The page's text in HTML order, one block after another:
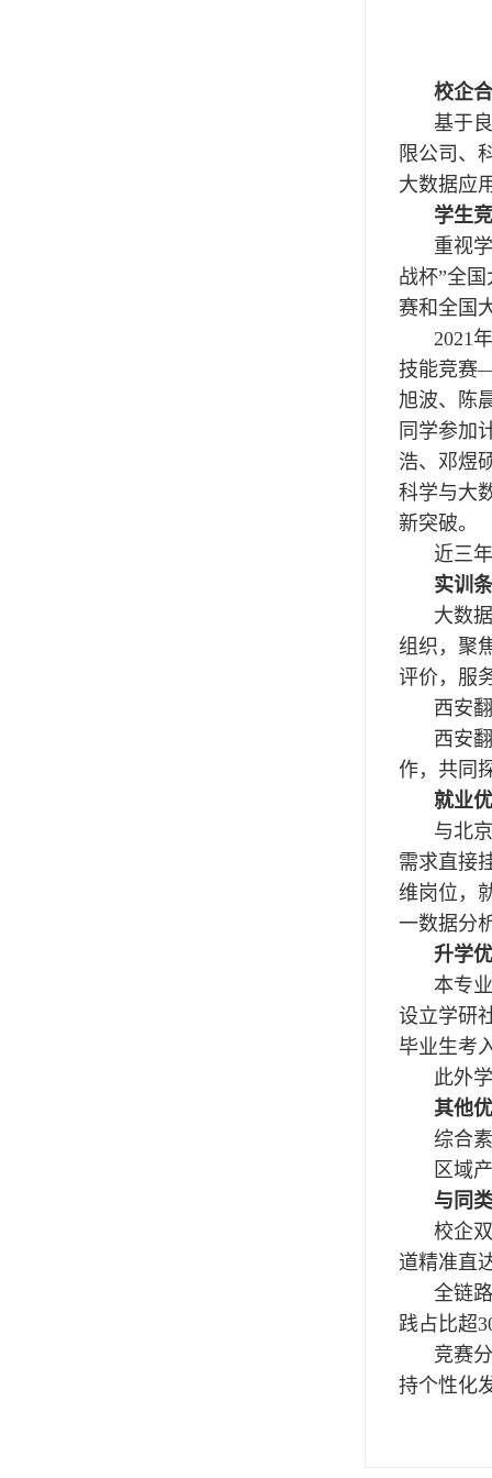
校企
基于
限公司、
大数据应
学生
重视
战杯”全
赛和全国
2021
技能竞赛
旭波、陈
同学参加
浩、邓煜
科学与大
新突破。
近三
实训
大数
组织，聚
评价，服
西安
西安
作，共同
就业
与北
需求直接
维岗位，
一数据分
升学
本专
设立学研
毕业生考
此外
其他
综合
区域
与同
校企
道精准直
全链
践占比超
竞赛
持个性化